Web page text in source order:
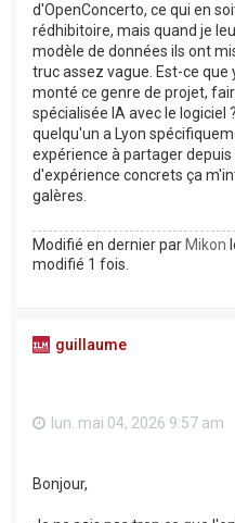
d'OpenConcerto, ce qui en
rédhibitoire, mais quand je
modèle de données ils ont
truc assez vague. Est-ce que
monté ce genre de projet,
spécialisée IA avec le
quelqu'un a Lyon
expérience à partager
d'expérience concrets ça
galères.
Modifié en dernier par Mikon
modifié 1 fois.
guillaume
lun. mai 04, 2026 9:57 am
Bonjour,